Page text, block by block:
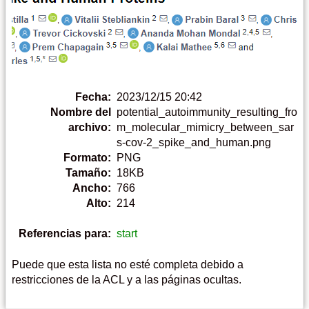
Fecha: 2023/12/15 20:42
Nombre del
archivo:
potential_autoimmunity_resulting_fro
m_molecular_mimicry_between_sar
s-cov-2_spike_and_human.png
Formato:
PNG
Tamaño: 18KB
Ancho: 766
Alto: 214
Referencias para: start
Puede que esta lista no esté completa debido a
restricciones de la ACL y a las páginas ocultas.